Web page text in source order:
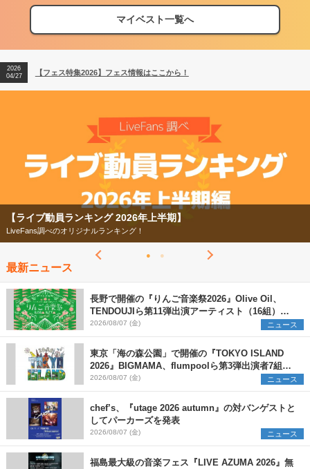
マイベスト一覧へ
【フェス特集2026】フェス情報はここから！
【ライブ動員ランキング】2026年上半期編発表！
2026
04/27
【フェス特集2026】フェス情報はここから！
2026
【フェス特集2026】
今年もフェスの季節がやってきた！
最新ニュース
長野で開催の『りんご音楽祭2026』Olive Oil、
TENDOUJIら第11弾出演アーティスト（16組）を
発表
2026/08/07 (金) ニュース
東京「海の森公園」で開催の『TOKYO ISLAND
2026』BIGMAMA、flumpoolら第3弾出演者7組を
発表 ワークショップ・アート出展者を募集
2026/08/07 (金) ニュース
chef’s、『utage 2026 autumn』の対バンゲストと
してパーカーズを発表
2026/08/07 (金) ニュース
福島最大級の音楽フェス『LIVE AZUMA 2026』無